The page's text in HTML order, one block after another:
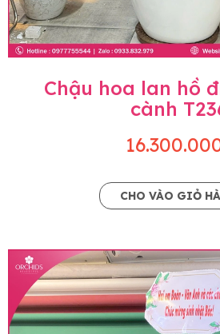
Chậu hoa lan hồ
cành
CHO VÀO GIỎ